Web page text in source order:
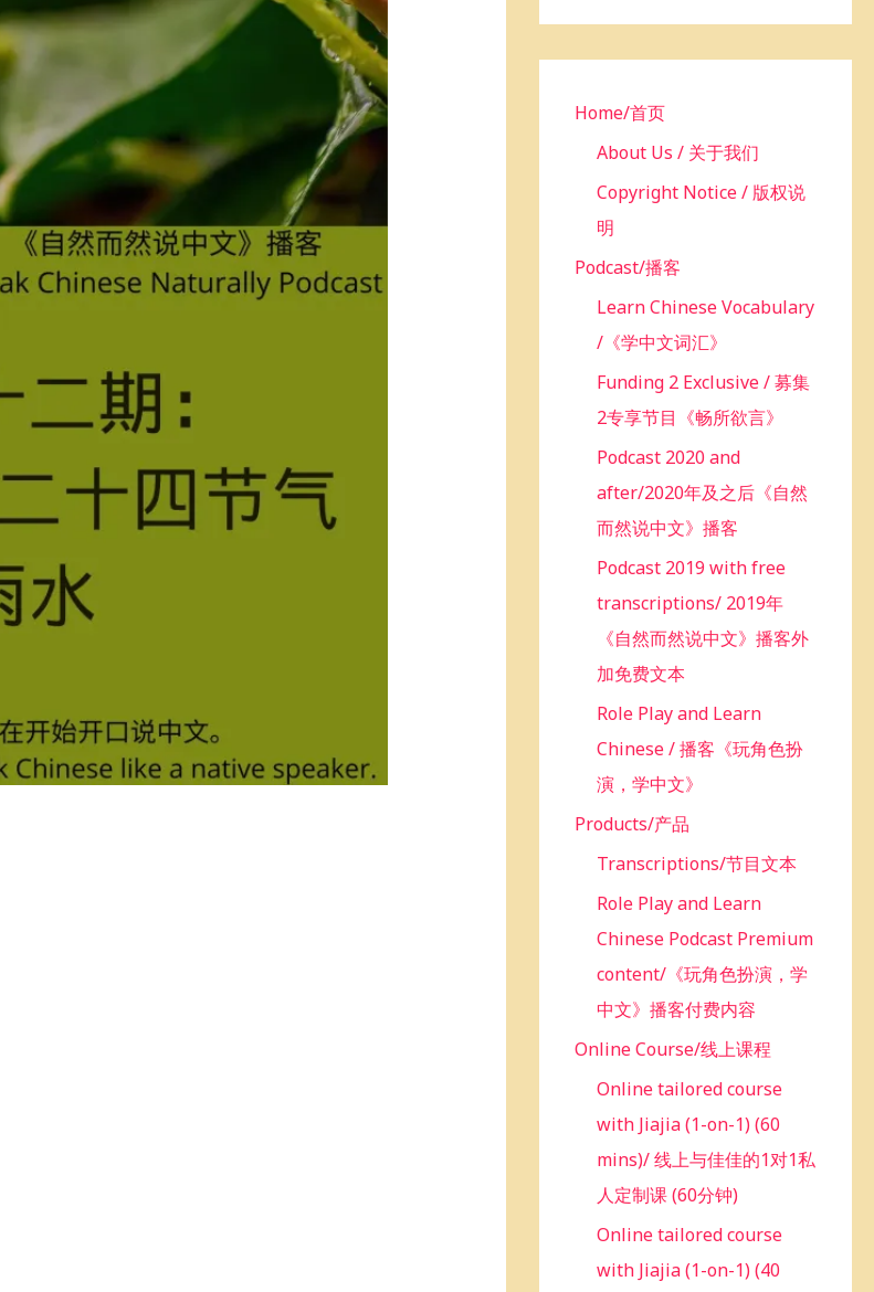
r
Home/首页
About Us / 关于我们
Copyright Notice / 版权说
明
Podcast/播客
Learn Chinese Vocabulary
/《学中文词汇》
Funding 2 Exclusive / 募集
2专享节目《畅所欲言》
Podcast 2020 and
after/2020年及之后《自然
而然说中文》播客
Podcast 2019 with free
transcriptions/ 2019年
《自然而然说中文》播客外
加免费文本
Role Play and Learn
Chinese / 播客《玩角色扮
演，学中文》
Products/产品
Transcriptions/节目文本
Role Play and Learn
Chinese Podcast Premium
content/《玩角色扮演，学
中文》播客付费内容
Online Course/线上课程
Online tailored course
with Jiajia (1-on-1) (60
mins)/ 线上与佳佳的1对1私
人定制课 (60分钟)
Online tailored course
with Jiajia (1-on-1) (40